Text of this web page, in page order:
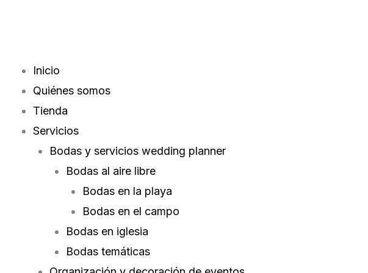
Inicio
Quiénes somos
Tienda
Servicios
Bodas y servicios wedding planner
Bodas al aire libre
Bodas en la playa
Bodas en el campo
Bodas en iglesia
Bodas temáticas